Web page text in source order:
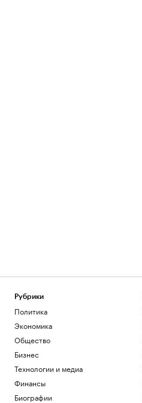
Рубрики
Политика
Экономика
Общество
Бизнес
Технологии и медиа
Финансы
Биографии